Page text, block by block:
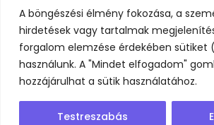
A böngészési élmény fokozása, a
hirdetések vagy tartalmak
forgalom elemzése érdekében sütiket
használunk. A "Mindet elfogadom"
hozzájárulhat a sütik használatához.
Testreszabás
FŐOLDAL CIKKEK
ÁLLANDÓ PARTNEREINK